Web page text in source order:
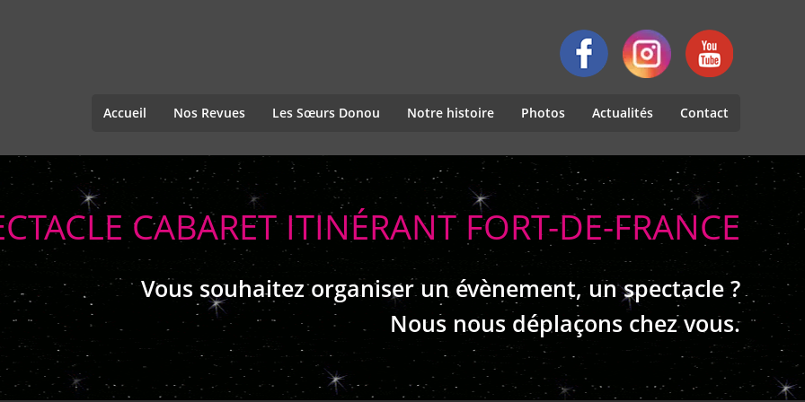
Accueil Nos Revues Les Sœurs Donou Notre histoire Photos Actualités Contact
CABARET ITINÉRANT FORT-DE-FRANCE
Vous souhaitez organiser un évènement, un spectacle ?
Nous nous déplaçons chez vous.